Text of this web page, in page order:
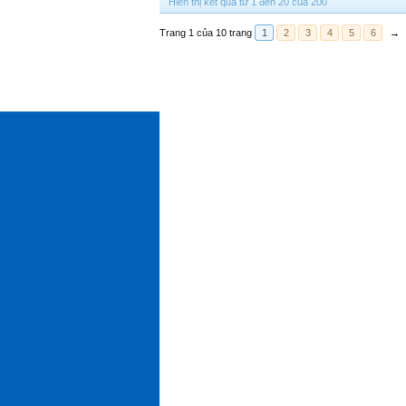
Trang 1 của 10 trang 1 2 3 4 5 6 →